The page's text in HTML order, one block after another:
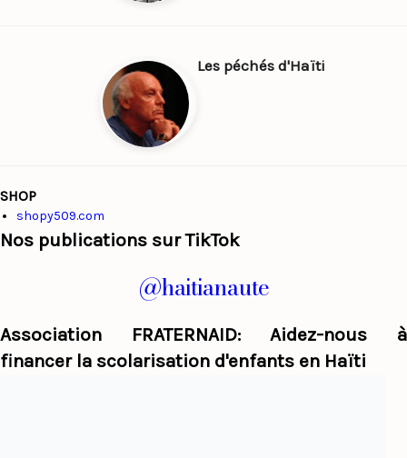
Les péchés d'Haïti
SHOP
shopy509.com
Nos publications sur TikTok
@haitianaute
Association FRATERNAID: Aidez-nous à
financer la scolarisation d'enfants en Haïti